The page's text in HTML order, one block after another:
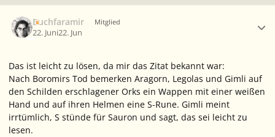
Buchfaramir Mitglied
22. Juni22. Jun
Das ist leicht zu lösen, da mir das Zitat bekannt war:
Nach Boromirs Tod bemerken Aragorn, Legolas und Gimli auf
den Schilden erschlagener Orks ein Wappen mit einer weißen
Hand und auf ihren Helmen eine S-Rune. Gimli meint
irrtümlich, S stünde für Sauron und sagt, das sei leicht zu
lesen.